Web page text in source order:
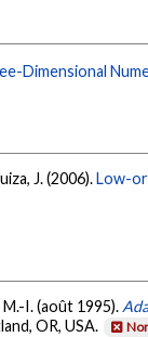
Dimensional
J. (2006).Low-
I. (août 1995).
OR, USA.